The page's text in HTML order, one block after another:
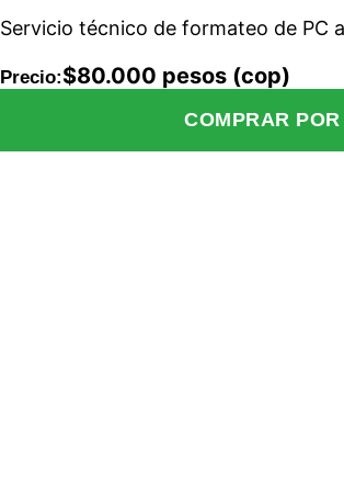
Servicio técnico de formateo de PC
Precio:$80.000 pesos (cop)
COMPRAR